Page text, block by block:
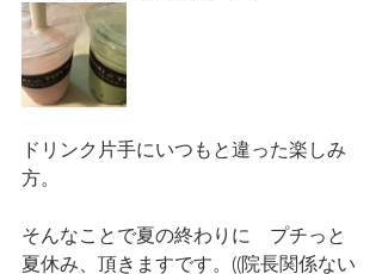
ドリンク片手にいつもと違った楽しみ
方。
そんなことで夏の終わりに　プチっと
夏休み、頂きますです。((院長関係ない